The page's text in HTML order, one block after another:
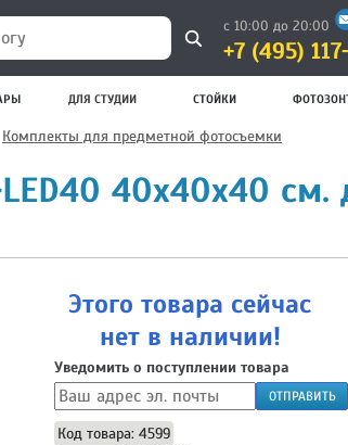
с 10:00 до 20:00
+7 (495)
ДЛЯ СТУДИИ СТОЙКИ
Комплекты для предметной фотосъемки
40x40x40 см.
Этого товара сейчас
нет в наличии!
Уведомить о поступлении товара
ОТПРАВИТЬ
Код товара: 4599